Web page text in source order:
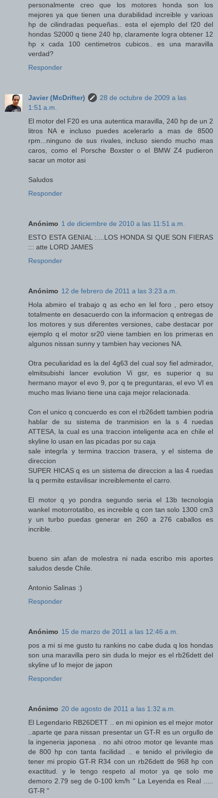
personalmente creo que los motores honda son los
mejores ya que tienen una durabilidad increible y varioas
hp de cilindradas pequeñas.. esta el ejemplo del f20 del
hondas S2000 q tiene 240 hp, claramente logra obtener 12
hp x cada 100 centimetros cubicos.. es una maravilla
verdad?
Responder
Javier (McDrifter)
28 de octubre de 2009 a las
1:51 a.m.
El motor del F20 es una autentica maravilla, 240 hp de un 2
litros NA e incluso puedes acelerarlo a mas de 8500
rpm...ninguno de sus rivales, incluso siendo mucho mas
caros, como el Porsche Boxster o el BMW Z4 pudieron
sacar un motor asi
Saludos
Responder
Anónimo 1 de diciembre de 2010 a las 11:51 a.m.
ESTO ESTA GENIAL :....LOS HONDA SI QUE SON FIERAS
::: atte LORD JAMES
Responder
Anónimo 12 de febrero de 2011 a las 3:23 a.m.
Hola abmiro el trabajo q as echo en lel foro , pero etsoy
totalmente en desacuerdo con la informacion q entregas de
los motores y sus diferentes versiones, cabe destacar por
ejemplo q el motor sr20 viene tambien en los primeras en
algunos nissan sunny y tambien hay veciones NA.
Otra peculiaridad es la del 4g63 del cual soy fiel admirador,
elmitsubishi lancer evolution Vi gsr, es superior q su
hermano mayor el evo 9, por q te preguntaras, el evo VI es
mucho mas liviano tiene una caja mejor relacionada.
Con el unico q concuerdo es con el rb26dett tambien podria
hablar de su sistema de tranmision en la s 4 ruedas
ATTESA, la cual es una traccion inteligente aca en chile el
skyline lo usan en las picadas por su caja
sale integrla y termina traccion trasera, y el sistema de
direccion
SUPER HICAS q es un sistema de direccion a las 4 ruedas
la q permite estavilisar increiblemente el carro.
El motor q yo pondra segundo seria el 13b tecnologia
wankel motorrotatibo, es increible q con tan solo 1300 cm3
y un turbo puedas generar en 260 a 276 caballos es
incrible.
bueno sin afan de molestra ni nada escribo mis aportes
saludos desde Chile.
Antonio Salinas :)
Responder
Anónimo 15 de marzo de 2011 a las 12:46 a.m.
pos a mi si me gusto tu rankins no cabe duda q los hondas
son una maravilla pero sin duda lo mejor es el rb26dett del
skyline uf lo mejor de japon
Responder
Anónimo 20 de agosto de 2011 a las 1:32 a.m.
El Legendario RB26DETT .. en mi opinion es el mejor motor
..aparte qe para nissan presentar un GT-R es un orgullo de
la ingeneria japonesa . no ahi otroo motor qe levante mas
de 800 hp con tanta facilidad .. e tenido el privilegio de
tener mi propio GT-R R34 con un rb26dett de 968 hp con
exactitud. y le tengo respeto al motor ya qe solo me
demoro 2.79 seg de 0-100 km/h " La Leyenda es Real .....
GT-R "